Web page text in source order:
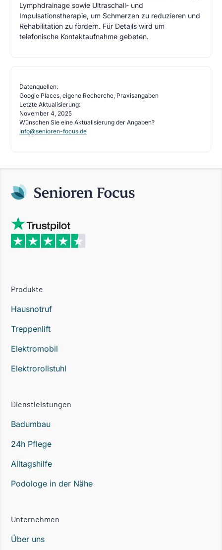
Lymphdrainage sowie Ultraschall- und
Impulsationstherapie, um Schmerzen zu reduzieren und
Rehabilitation zu fördern. Für Details wird um
telefonische Kontaktaufnahme gebeten.
Datenquellen:
Google Places, eigene Recherche, Praxisangaben
Letzte Aktualisierung:
November 4, 2025
Wünschen Sie eine Aktualisierung der Angaben?
info@senioren-focus.de
Produkte
Hausnotruf
Treppenlift
Elektromobil
Elektrorollstuhl
Dienstleistungen
Badumbau
24h Pflege
Alltagshilfe
Podologe in der Nähe
Unternehmen
Über uns